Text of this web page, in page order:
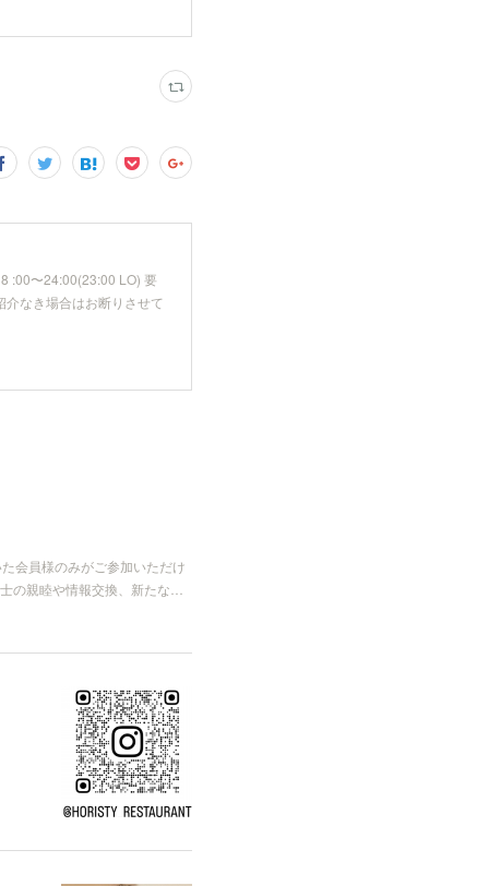
:00〜24:00(23:00 LO) 要
なき場合はお断りさせて
会員様のみがご参加いただけ
の親睦や情報交換、新たな…